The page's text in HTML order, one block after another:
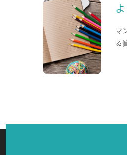
マ
る